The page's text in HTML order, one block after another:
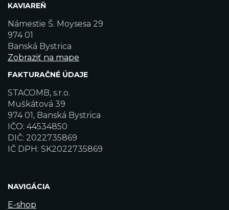
KAVIAREŇ
Námestie Š. Moysesa 29
974 01
Banská Bystrica
Zobraziť na mape
FAKTURAČNÉ ÚDAJE
STACOMB, s.r.o.
Muškátová 39
974 01, Banská Bystrica
IČO: 44534850
DIČ: 2022735869
IČ DPH: SK2022735869
NAVIGÁCIA
E-shop